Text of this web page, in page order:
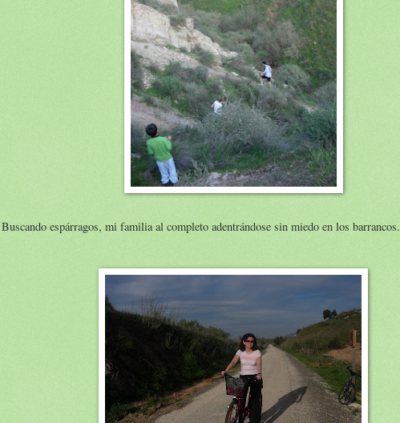
Buscando espárragos, mi familia al completo adentrándose sin miedo en los barrancos.